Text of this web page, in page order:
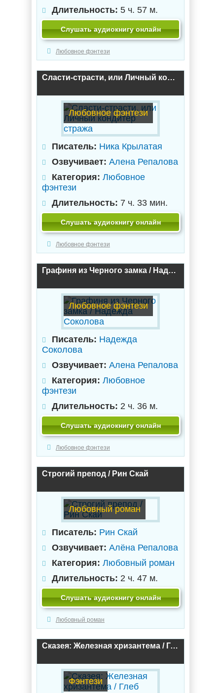
Длительность: 5 ч. 57 м.
Слушать аудиокнигу онлайн
Любовное фэнтези
Сласти-страсти, или Личный кондитер стража
Любовное фэнтези
Писатель: Ника Крылатая
Озвучивает: Алена Репалова
Категория: Любовное
фэнтези
Длительность: 7 ч. 33 мин.
Слушать аудиокнигу онлайн
Любовное фэнтези
Графиня из Черного замка / Надежда Соколова
Любовное фэнтези
Писатель: Надежда
Соколова
Озвучивает: Алена Репалова
Категория: Любовное
фэнтези
Длительность: 2 ч. 36 м.
Слушать аудиокнигу онлайн
Любовное фэнтези
Строгий препод / Рин Скай
Любовный роман
Писатель: Рин Скай
Озвучивает: Алёна Репалова
Категория: Любовный роман
Длительность: 2 ч. 47 м.
Слушать аудиокнигу онлайн
Любовный роман
Сказея: Железная хризантема / Глеб Кащеев
Фэнтези